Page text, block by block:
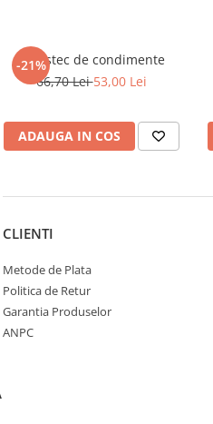
-21%
Amestec de condimente
66,70 Lei53,00 Lei
ADAUGA IN COS
CLIENTI
Metode de Plata
Politica de Retur
Garantia Produselor
ANPC